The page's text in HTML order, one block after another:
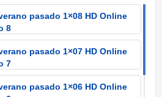
pasado 1×08 HD Online
8
pasado 1×07 HD Online
7
pasado 1×06 HD Online